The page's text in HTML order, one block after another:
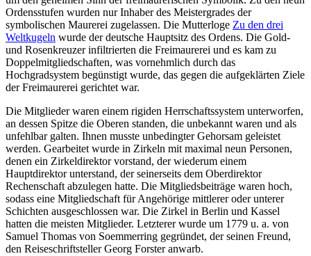
Ordensstufen wurden nur Inhaber des Meistergrades der
symbolischen Maurerei zugelassen. Die Mutterloge Zu den drei
Weltkugeln wurde der deutsche Hauptsitz des Ordens. Die Gold-
und Rosenkreuzer infiltrierten die Freimaurerei und es kam zu
Doppelmitgliedschaften, was vornehmlich durch das
Hochgradsystem begünstigt wurde, das gegen die aufgeklärten Ziele
der Freimaurerei gerichtet war.
Die Mitglieder waren einem rigiden Herrschaftssystem unterworfen,
an dessen Spitze die Oberen standen, die unbekannt waren und als
unfehlbar galten. Ihnen musste unbedingter Gehorsam geleistet
werden. Gearbeitet wurde in Zirkeln mit maximal neun Personen,
denen ein Zirkeldirektor vorstand, der wiederum einem
Hauptdirektor unterstand, der seinerseits dem Oberdirektor
Rechenschaft abzulegen hatte. Die Mitgliedsbeiträge waren hoch,
sodass eine Mitgliedschaft für Angehörige mittlerer oder unterer
Schichten ausgeschlossen war. Die Zirkel in Berlin und Kassel
hatten die meisten Mitglieder. Letzterer wurde um 1779 u. a. von
Samuel Thomas von Soemmerring gegründet, der seinen Freund,
den Reiseschriftsteller Georg Forster anwarb.